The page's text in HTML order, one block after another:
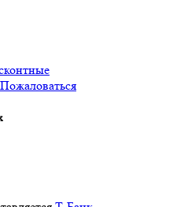
Пожаловаться